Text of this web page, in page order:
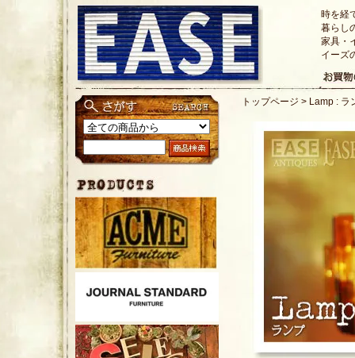
時を経
暮らし
家具・
イーズ
トップページ > Lamp : ラ